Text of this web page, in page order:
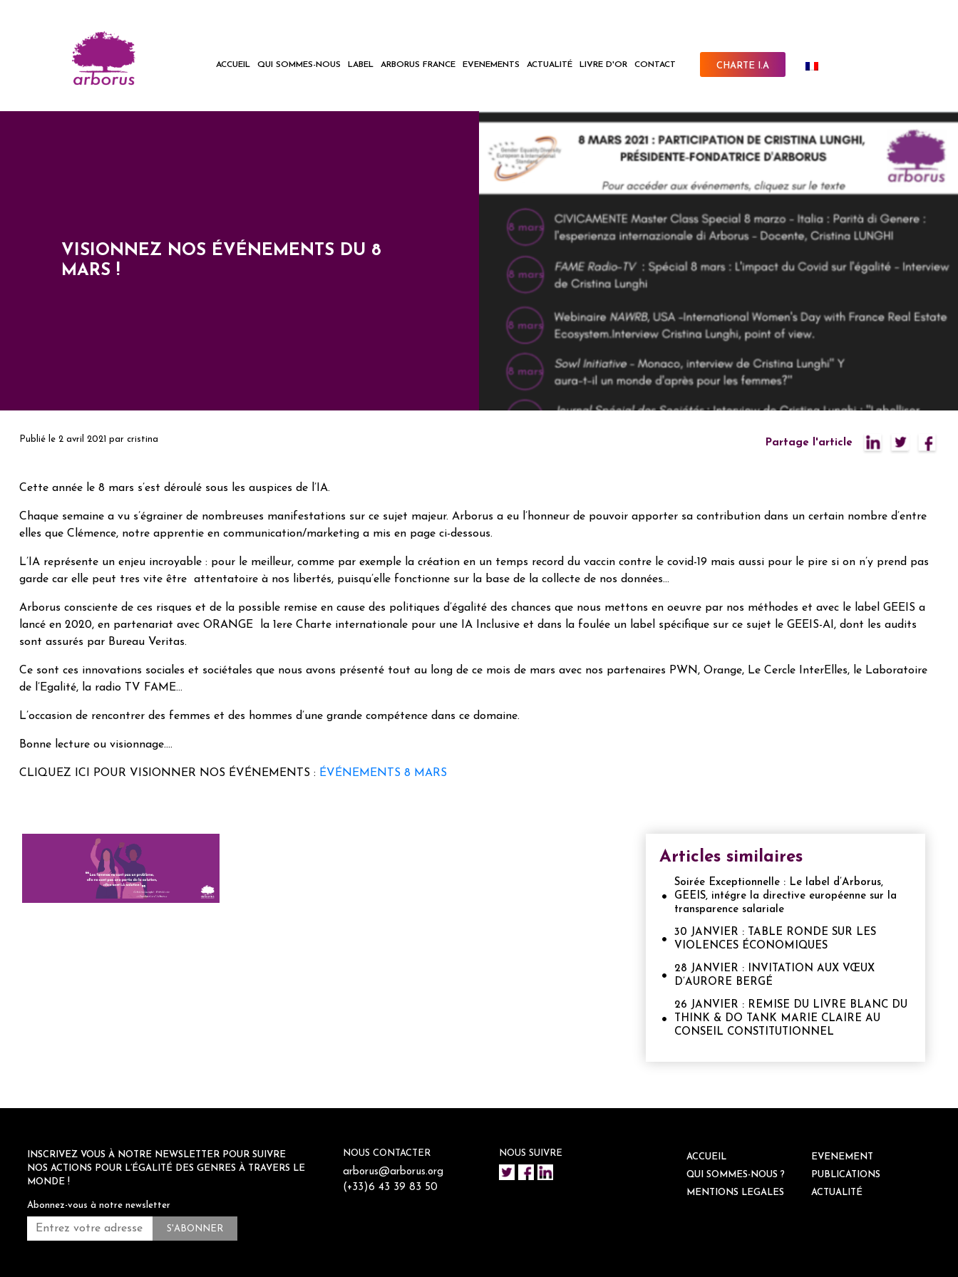
ACCUEIL QUI SOMMES-NOUS LABEL ARBORUS FRANCE EVENEMENTS ACTUALITÉ LIVRE D'OR CONTACT CHARTE I.A
VISIONNEZ NOS ÉVÉNEMENTS DU 8
MARS !
Publié le 2 avril 2021 par cristina Partage l'article
Cette année le 8 mars s’est déroulé sous les auspices de l’IA.
Chaque semaine a vu s’égrainer de nombreuses manifestations sur ce sujet majeur. Arborus a eu l’honneur de pouvoir apporter sa contribution dans un certain nombre d’entre
elles que Clémence, notre apprentie en communication/marketing a mis en page ci-dessous.
L’IA représente un enjeu incroyable : pour le meilleur, comme par exemple la création en un temps record du vaccin contre le covid-19 mais aussi pour le pire si on n’y prend pas
garde car elle peut tres vite être attentatoire à nos libertés, puisqu’elle fonctionne sur la base de la collecte de nos données…
Arborus consciente de ces risques et de la possible remise en cause des politiques d’égalité des chances que nous mettons en oeuvre par nos méthodes et avec le label GEEIS a
lancé en 2020, en partenariat avec ORANGE la 1ere Charte internationale pour une IA Inclusive et dans la foulée un label spécifique sur ce sujet le GEEIS-AI, dont les audits
sont assurés par Bureau Veritas.
Ce sont ces innovations sociales et sociétales que nous avons présenté tout au long de ce mois de mars avec nos partenaires PWN, Orange, Le Cercle InterElles, le Laboratoire
de l’Egalité, la radio TV FAME…
L’occasion de rencontrer des femmes et des hommes d’une grande compétence dans ce domaine.
Bonne lecture ou visionnage….
CLIQUEZ ICI POUR VISIONNER NOS ÉVÉNEMENTS : ÉVÉNEMENTS 8 MARS
Articles similaires
Soirée Exceptionnelle : Le label d’Arborus,
GEEIS, intégre la directive européenne sur la
transparence salariale
30 JANVIER : TABLE RONDE SUR LES
VIOLENCES ÉCONOMIQUES
28 JANVIER : INVITATION AUX VŒUX
D’AURORE BERGÉ
26 JANVIER : REMISE DU LIVRE BLANC DU
THINK & DO TANK MARIE CLAIRE AU
CONSEIL CONSTITUTIONNEL
INSCRIVEZ VOUS À NOTRE NEWSLETTER POUR SUIVRE
NOS ACTIONS POUR L’ÉGALITÉ DES GENRES À TRAVERS LE
MONDE !
Abonnez-vous à notre newsletter
NOUS CONTACTER
arborus@arborus.org
(+33)6 43 39 83 50
NOUS SUIVRE ACCUEIL
EVENEMENT
QUI SOMMES-NOUS ?
PUBLICATIONS
MENTIONS LEGALES
ACTUALITÉ